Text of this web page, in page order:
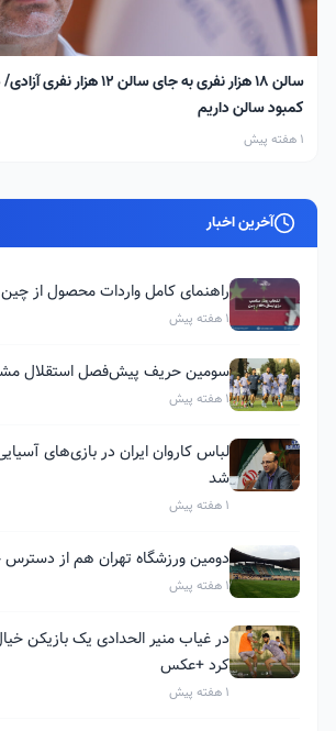
سالن ۱۸ هزار نفری به جای سالن
کمبود سالن داریم
1 هفته پیش
آخرین اخبار
راهنمای کامل واردات محصول از
1 هفته پیش
سومین حریف پیش‌فصل استقلال
1 هفته پیش
لباس کاروان ایران در بازی‌های
شد
1 هفته پیش
دومین ورزشگاه تهران هم از
1 هفته پیش
در غیاب منیر الحدادی یک بازیکن
کرد +عکس
1 هفته پیش